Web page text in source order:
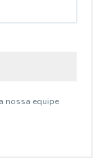
nossa equipe